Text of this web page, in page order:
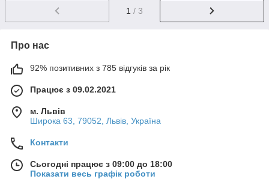
1 / 3
Про нас
92% позитивних з 785 відгуків за рік
Працює з 09.02.2021
м. Львів
Широка 63, 79052, Львів, Україна
Контакти
Сьогодні працює з 09:00 до 18:00
Показати весь графік роботи